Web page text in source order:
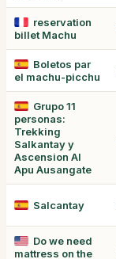
reservation
billet Machu
Boletos par
el machu-picchu
Grupo 11
personas:
Trekking
Salkantay y
Ascension Al
Apu Ausangate
Salcantay
Do we need
mattress on the